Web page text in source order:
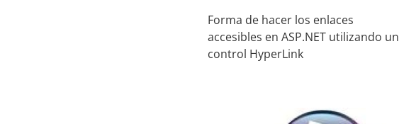
Forma de hacer los enlaces
accesibles en ASP.NET utilizando un
control HyperLink